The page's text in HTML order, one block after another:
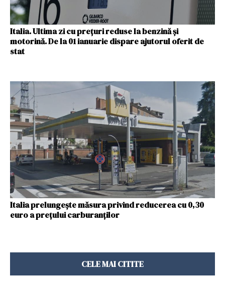
Italia. Ultima zi cu prețuri reduse la benzină și
motorină. De la 01 ianuarie dispare ajutorul oferit de
stat
Italia prelungește măsura privind reducerea cu 0,30
euro a preţului carburanţilor
CELE MAI CITITE